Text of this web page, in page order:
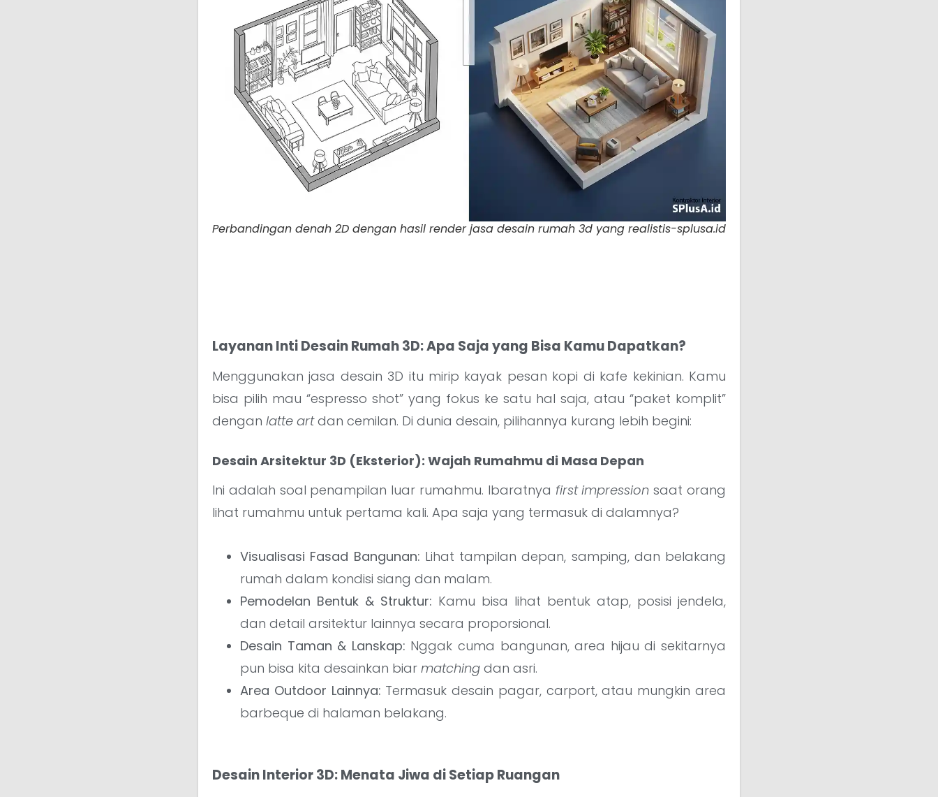
Perbandingan denah 2D dengan hasil render jasa desain rumah 3d yang realistis-splusa.id
Layanan Inti Desain Rumah 3D: Apa Saja yang Bisa Kamu Dapatkan?
Menggunakan jasa desain 3D itu mirip kayak pesan kopi di kafe kekinian. Kamu
bisa pilih mau “espresso shot” yang fokus ke satu hal saja, atau “paket komplit”
dengan latte artdan cemilan. Di dunia desain, pilihannya kurang lebih begini:
Desain Arsitektur 3D (Eksterior): Wajah Rumahmu di Masa Depan
Ini adalah soal penampilan luar rumahmu. Ibaratnya first impression saat orang
lihat rumahmu untuk pertama kali. Apa saja yang termasuk di dalamnya?
Visualisasi Fasad Bangunan: Lihat tampilan depan, samping, dan belakang
rumah dalam kondisi siang dan malam.
Pemodelan Bentuk & Struktur: Kamu bisa lihat bentuk atap, posisi jendela,
dan detail arsitektur lainnya secara proporsional.
Desain Taman & Lanskap: Nggak cuma bangunan, area hijau di sekitarnya
pun bisa kita desainkan biar matching dan asri.
Area Outdoor Lainnya: Termasuk desain pagar, carport, atau mungkin area
barbeque di halaman belakang.
Desain Interior 3D: Menata Jiwa di Setiap Ruangan